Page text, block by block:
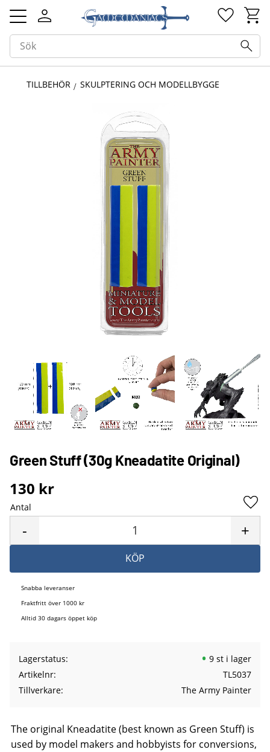
Meny
TILLBEHÖR SKULPTERING OCH MODELLBYGGE
Green Stuff (30g Kneadatite Original)
130 kr
Antal
+
-
KÖP
Snabba leveranser
Fraktfritt över 1000 kr
Alltid 30 dagars öppet köp
Lagerstatus
9 st i lager
Artikelnr
TL5037
Tillverkare
The Army Painter
The original Kneadatite (best known as Green Stuff) is
used by model makers and hobbyists for conversions,